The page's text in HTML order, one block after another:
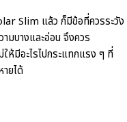
Slim แล้ว ก็มีข้อที่ควรระวัง
มบางและอ่อน จึงควร
ห้มีอะไรไปกระแทกแรง ๆ ที่
ยได้